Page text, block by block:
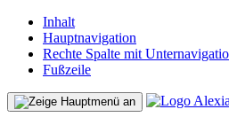
Inhalt
Hauptnavigation
Rechte Spalte mit
Fußzeile